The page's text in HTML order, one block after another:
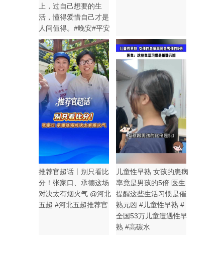
上，过自己想要的生
活，懂得爱惜自己才是
人间值得。#晚安#平安
推荐官超话丨别只看比
分！张家口、承德这场
对决太有烟火气 @河北
五超 #河北五超推荐官
儿童性早熟 女孩的患病
率竟是男孩的5倍 医生
提醒这些生活习惯是催
熟元凶 #儿童性早熟 #
全国53万儿童遭遇性早
熟 #高碳水